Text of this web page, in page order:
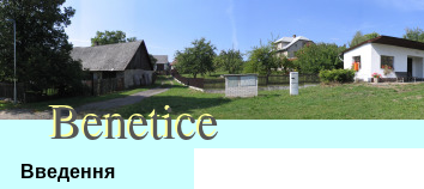
Na
obsah
Введення
Benetice
Benetice